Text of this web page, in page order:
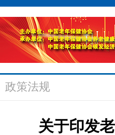
政策法规
关于印发